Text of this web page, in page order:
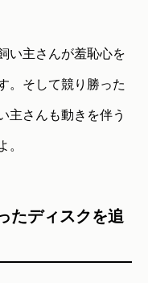
い主さんが羞恥心を
。そして競り勝った
主さんも動きを伴う
。
たディスクを追